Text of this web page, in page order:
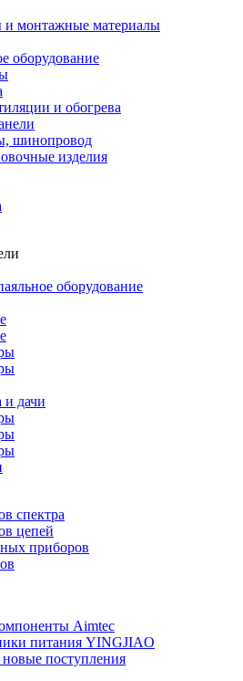
и монтажные материалы
оборудование
и обогрева
шинопровод
изделия
спектра
цепей
приборов
Aimtec
питания YINGJIAO
поступления